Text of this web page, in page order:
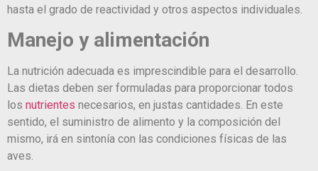
hasta el grado de reactividad y otros aspectos individuales.
Manejo y alimentación
La nutrición adecuada es imprescindible para el desarrollo.
Las dietas deben ser formuladas para proporcionar todos
los nutrientes necesarios, en justas cantidades. En este
sentido, el suministro de alimento y la composición del
mismo, irá en sintonía con las condiciones físicas de las
aves.